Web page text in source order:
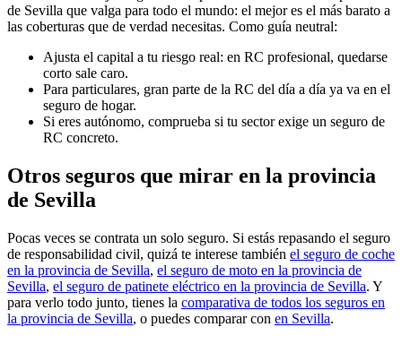
de Sevilla que valga para todo el mundo: el mejor es el más barato a
las coberturas que de verdad necesitas. Como guía neutral:
Ajusta el capital a tu riesgo real: en RC profesional, quedarse
corto sale caro.
Para particulares, gran parte de la RC del día a día ya va en el
seguro de hogar.
Si eres autónomo, comprueba si tu sector exige un seguro de
RC concreto.
Otros seguros que mirar en la provincia
de Sevilla
Pocas veces se contrata un solo seguro. Si estás repasando el seguro
de responsabilidad civil, quizá te interese también el seguro de coche
en la provincia de Sevilla, el seguro de moto en la provincia de
Sevilla, el seguro de patinete eléctrico en la provincia de Sevilla. Y
para verlo todo junto, tienes la comparativa de todos los seguros en
la provincia de Sevilla, o puedes comparar con en Sevilla.